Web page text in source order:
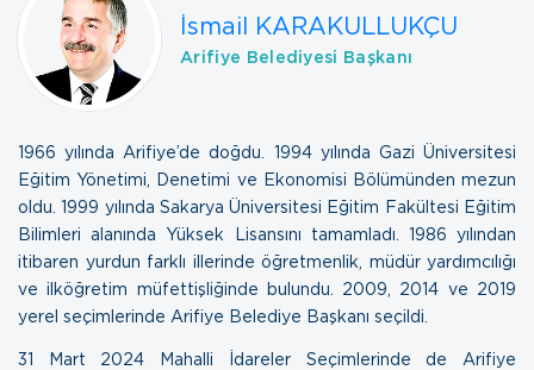
İsmail KARAKULLUKÇU
Arifiye Belediyesi Başkanı
1966 yılında Arifiye’de doğdu. 1994 yılında Gazi Üniversitesi
Eğitim Yönetimi, Denetimi ve Ekonomisi Bölümünden mezun
oldu. 1999 yılında Sakarya Üniversitesi Eğitim Fakültesi Eğitim
Bilimleri alanında Yüksek Lisansını tamamladı. 1986 yılından
itibaren yurdun farklı illerinde öğretmenlik, müdür yardımcılığı
ve ilköğretim müfettişliğinde bulundu. 2009, 2014 ve 2019
yerel seçimlerinde Arifiye Belediye Başkanı seçildi.
31 Mart 2024 Mahalli İdareler Seçimlerinde de Arifiye